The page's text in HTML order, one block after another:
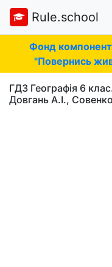
Rule.school
Фонд
"Повернись
ГДЗ Географія 6
Довгань А.І.,